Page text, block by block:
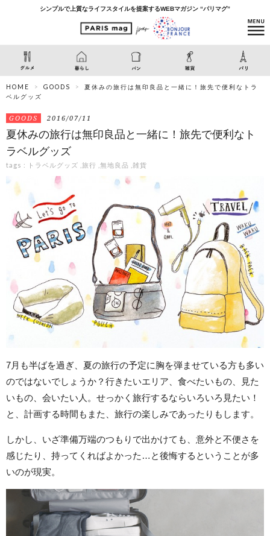
シンプルで上質なライフスタイルを提案するWEBマガジン “パリマグ”
HOME GOODS
夏休みの旅行は無印良品と一緒に！旅先で便利なトラ
ベルグッズ
GOODS 2016/07/11
夏休みの旅行は無印良品と一緒に！旅先で便利なト
ラベルグッズ
tags : トラベルグッズ 旅行 無地良品 雑貨
7月も半ばを過ぎ、夏の旅行の予定に胸を弾ませている方も多い
のではないでしょうか？行きたいエリア、食べたいもの、見た
いもの、会いたい人。せっかく旅行するならいろいろ見たい！
と、計画する時間もまた、旅行の楽しみであったりもします。
しかし、いざ準備万端のつもりで出かけても、意外と不便さを
感じたり、持ってくればよかった…と後悔するということが多
いのが現実。